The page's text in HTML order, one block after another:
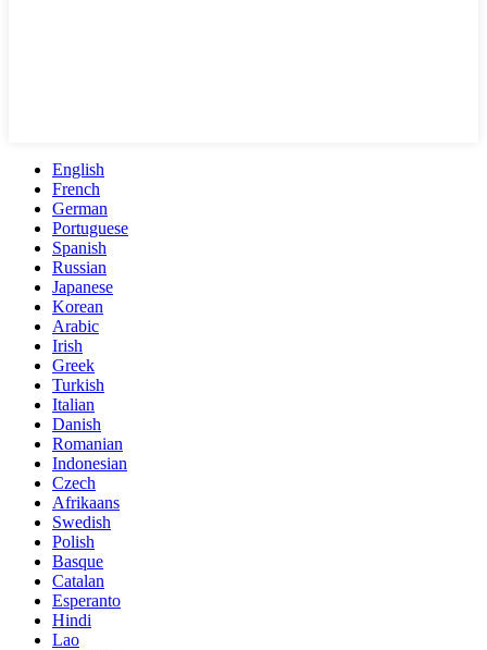
English
French
German
Portuguese
Spanish
Russian
Japanese
Korean
Arabic
Irish
Greek
Turkish
Italian
Danish
Romanian
Indonesian
Czech
Afrikaans
Swedish
Polish
Basque
Catalan
Esperanto
Hindi
Lao